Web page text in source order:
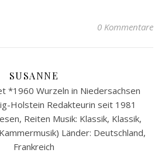
0 Kommentare
SUSANNE
*1960 Wurzeln in Niedersachsen
Holstein Redakteurin seit 1981
Reiten Musik: Klassik, Klassik,
Länder: Deutschland,
Frankreich